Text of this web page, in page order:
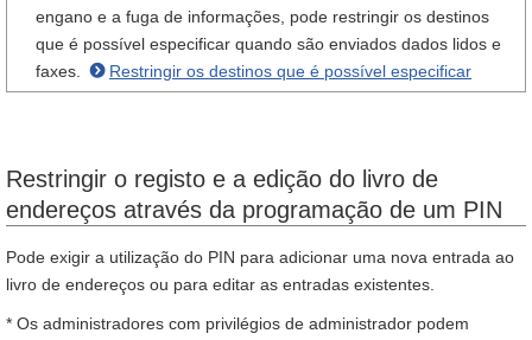
engano e a fuga de informações, pode restringir os destinos
que é possível especificar quando são enviados dados lidos e
faxes.
Restringir os destinos que é possível especificar
Restringir o registo e a edição do livro de
endereços através da programação de um PIN
Pode exigir a utilização do PIN para adicionar uma nova entrada ao
livro de endereços ou para editar as entradas existentes.
* Os administradores com privilégios de administrador podem